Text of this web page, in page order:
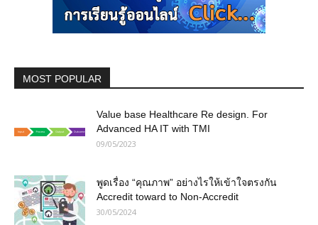
MOST POPULAR
Value base Healthcare Re design. For
Advanced HA IT with TMI
09/05/2023
พูดเรื่อง “คุณภาพ” อย่างไรให้เข้าใจตรงกัน
Accredit toward to Non-Accredit
30/05/2024